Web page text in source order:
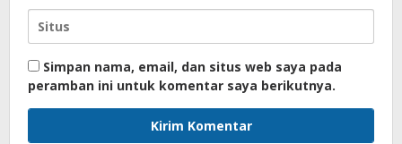
Simpan nama, email, dan situs web saya pada
peramban ini untuk komentar saya berikutnya.